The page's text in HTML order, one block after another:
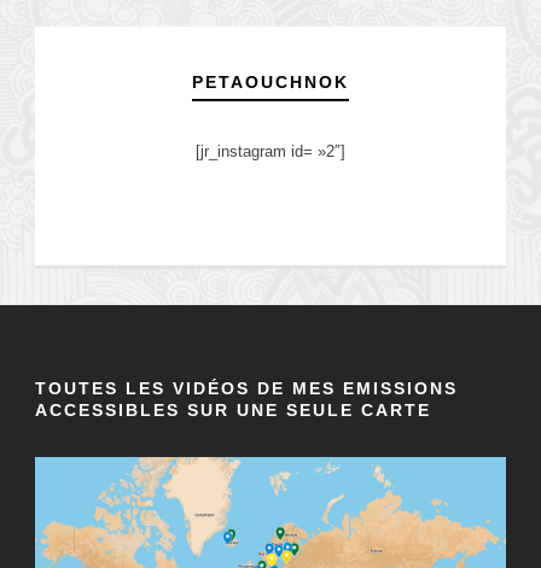
PETAOUCHNOK
[jr_instagram id= »2″]
TOUTES LES VIDÉOS DE MES EMISSIONS
ACCESSIBLES SUR UNE SEULE CARTE